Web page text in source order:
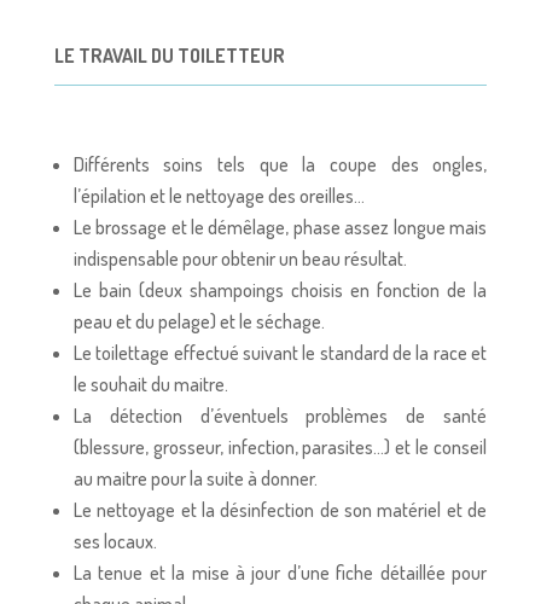
LE TRAVAIL DU TOILETTEUR
Différents soins tels que la coupe des ongles,
l’épilation et le nettoyage des oreilles…
Le brossage et le démêlage, phase assez longue mais
indispensable pour obtenir un beau résultat.
Le bain (deux shampoings choisis en fonction de la
peau et du pelage) et le séchage.
Le toilettage effectué suivant le standard de la race et
le souhait du maitre.
La détection d’éventuels problèmes de santé
(blessure, grosseur, infection, parasites…) et le conseil
au maitre pour la suite à donner.
Le nettoyage et la désinfection de son matériel et de
ses locaux.
La tenue et la mise à jour d’une fiche détaillée pour